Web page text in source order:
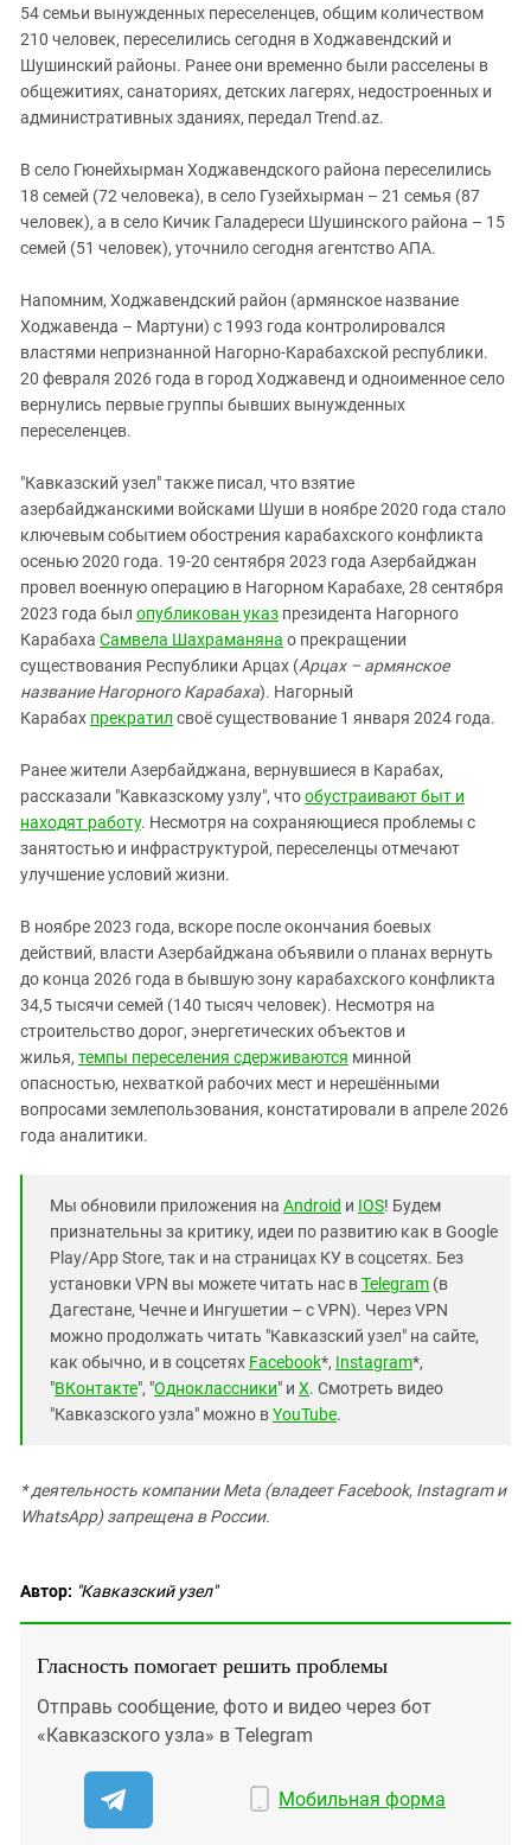
54 семьи вынужденных переселенцев, общим количеством
210 человек, переселились сегодня в Ходжавендский и
Шушинский районы. Ранее они временно были расселены в
общежитиях, санаториях, детских лагерях, недостроенных и
административных зданиях, передал Trend.az.
В село Гюнейхырман Ходжавендского района переселились
18 семей (72 человека), в село Гузейхырман – 21 семья (87
человек), а в село Кичик Галадереси Шушинского района – 15
семей (51 человек), уточнило сегодня агентство АПА.
Напомним, Ходжавендский район (армянское название
Ходжавенда – Мартуни) с 1993 года контролировался
властями непризнанной Нагорно-Карабахской республики.
20 февраля 2026 года в город Ходжавенд и одноименное село
вернулись первые группы бывших вынужденных
переселенцев.
"Кавказский узел" также писал, что взятие
азербайджанскими войсками Шуши в ноябре 2020 года стало
ключевым событием обострения карабахского конфликта
осенью 2020 года. 19-20 сентября 2023 года Азербайджан
провел военную операцию в Нагорном Карабахе, 28 сентября
2023 года был опубликован указ президента Нагорного
Карабаха Самвела Шахраманяна о прекращении
существования Республики Арцах (Арцах – армянское
название Нагорного Карабаха). Нагорный
Карабах прекратил своё существование 1 января 2024 года.
Ранее жители Азербайджана, вернувшиеся в Карабах,
рассказали "Кавказскому узлу", чтообустраивают быт и
находят работу. Несмотря на сохраняющиеся проблемы с
занятостью и инфраструктурой, переселенцы отмечают
улучшение условий жизни.
В ноябре 2023 года, вскоре после окончания боевых
действий, власти Азербайджана объявили о планах вернуть
до конца 2026 года в бывшую зону карабахского конфликта
34,5 тысячи семей (140 тысяч человек). Несмотря на
строительство дорог, энергетических объектов и
жилья, темпы переселения сдерживаются минной
опасностью, нехваткой рабочих мест и нерешёнными
вопросами землепользования, констатировали в апреле 2026
года аналитики.
Мы обновили приложения на Android и IOS! Будем
признательны за критику, идеи по развитию как в Google
Play/App Store, так и на страницах КУ в соцсетях. Без
установки VPN вы можете читать нас вTelegram (в
Дагестане, Чечне и Ингушетии – с VPN). Через VPN
можно продолжать читать "Кавказский узел" на сайте,
как обычно, и в соцсетях Facebook*, Instagram*,
"ВКонтакте", "Одноклассники" и X. Смотреть видео
"Кавказского узла" можно вYouTube.
* деятельность компании Meta (владеет Facebook, Instagram и
WhatsApp) запрещена в России.
Автор: "Кавказский узел"
Гласность помогает решить проблемы
Отправь сообщение, фото и видео через бот
«Кавказского узла» в Telegram
Мобильная форма